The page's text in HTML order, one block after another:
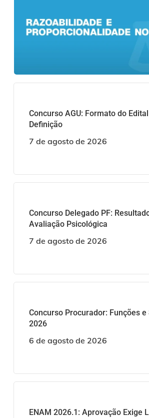
Concurso AGU: Formato do
Definição
7 de agosto de 2026
Concurso Delegado PF:
Avaliação Psicológica
7 de agosto de 2026
Concurso Procurador: Funções
2026
6 de agosto de 2026
ENAM 2026.1: Aprovação Exige